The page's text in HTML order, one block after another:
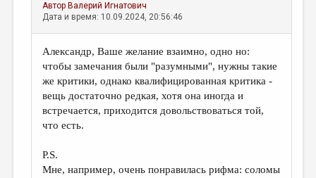
Автор Валерий Игнатович
Дата и время: 10.09.2024, 20:56:46
Александр, Ваше желание взаимно, одно но:
чтобы замечания были "разумными", нужны такие
же критики, однако квалифицированная критика -
вещь достаточно редкая, хотя она иногда и
встречается, приходится довольствоваться той,
что есть.
P.S.
Мне, например, очень понравилась рифма: соломы